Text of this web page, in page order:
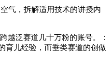
气，拆解适用技术的讲授内
泛赛道几十万粉的账号。：
育儿经验，而垂类赛道的创做